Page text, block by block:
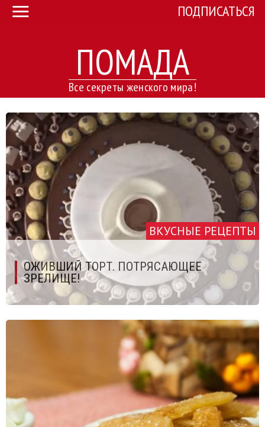
ПОМАДА
Все секреты женского мира!
ПОДПИСАТЬСЯ
ВКУСНЫЕ РЕЦЕПТЫ
ОЖИВШИЙ ТОРТ. ПОТРЯСАЮЩЕЕ
ЗРЕЛИЩЕ!